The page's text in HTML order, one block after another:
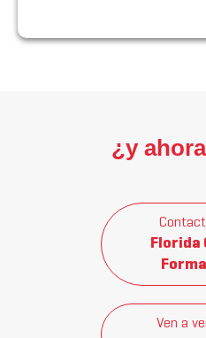
¿y
Florida
Ven a